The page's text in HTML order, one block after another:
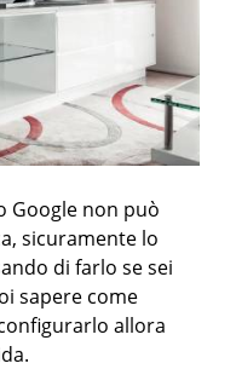
Google non può
sicuramente lo
di farlo se sei
sapere come
allora